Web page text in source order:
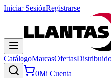
Iniciar SesiónRegistrarse
CatálogoMarcasOfertas
0Mi Cuenta